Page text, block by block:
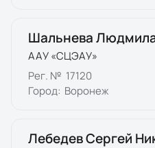
Шальнева
ААУ «СЦЭАУ»
Рег. № 17120
Город: Воронеж
Лебедев Сергей